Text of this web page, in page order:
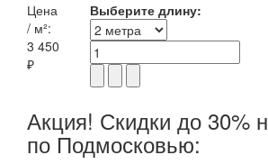
Цена
/ м²:
3 450
₽
Выберите длину:
Акция! Скидки до 30%
по Подмосковью: